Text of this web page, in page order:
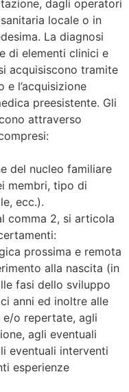
dagli operatori
locale o in
La diagnosi
di elementi clinici e
acquisiscono tramite
e l’acquisizione
preesistente. Gli
attraverso
del nucleo familiare
membri, tipo di
ecc.).
comma 2, si articola
prossima e remota
alla nascita (in
fasi dello sviluppo
anni ed inoltre alle
o repertate, agli
agli eventuali
eventuali interventi
esperienze